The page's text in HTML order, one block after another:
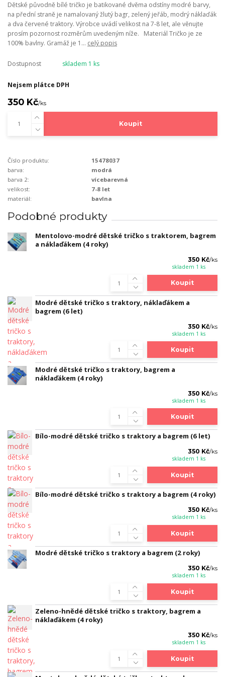
Dětské původně bílé tričko je batikované dvěma odstíny modré barvy,
na přední straně je namalovaný žlutý bagr, zelený jeřáb, modrý náklaďák
a dva červené traktory. Výrobce uvádí velikost na 7-8 let, ale věnujte
prosím pozornost rozměrům uvedeným níže. Materiál Tričko je ze
100% bavlny. Gramáž je 1... celý popis
Dostupnost skladem 1 ks
Nejsem plátce DPH
350 Kč/ks
Koupit
Číslo produktu:
15478037
barva:
modrá
barva 2:
vícebarevná
velikost:
7-8 let
materiál:
bavlna
Podobné produkty
Mentolovo-modré dětské tričko s traktorem, bagrem
a náklaďákem (4 roky)
350 Kč/ks
skladem 1 ks
Koupit
Modré dětské tričko s traktory, náklaďákem a
bagrem (6 let)
350 Kč/ks
skladem 1 ks
Koupit
Modré dětské tričko s traktory, bagrem a
náklaďákem (4 roky)
350 Kč/ks
skladem 1 ks
Koupit
Bílo-modré dětské tričko s traktory a bagrem (6 let)
350 Kč/ks
skladem 1 ks
Koupit
Bílo-modré dětské tričko s traktory a bagrem (4 roky)
350 Kč/ks
skladem 1 ks
Koupit
Modré dětské tričko s traktory a bagrem (2 roky)
350 Kč/ks
skladem 1 ks
Koupit
Zeleno-hnědé dětské tričko s traktory, bagrem a
náklaďákem (4 roky)
350 Kč/ks
skladem 1 ks
Koupit